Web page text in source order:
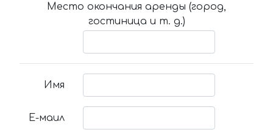
Место окончания аренды (город,
гостиница и т. д.)
Имя
Е-маил